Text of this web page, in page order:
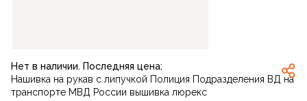
Нет в наличии. Последняя цена:
Нашивка на рукав с липучкой Полиция Подразделения ВД на
транспорте МВД России вышивка люрекс